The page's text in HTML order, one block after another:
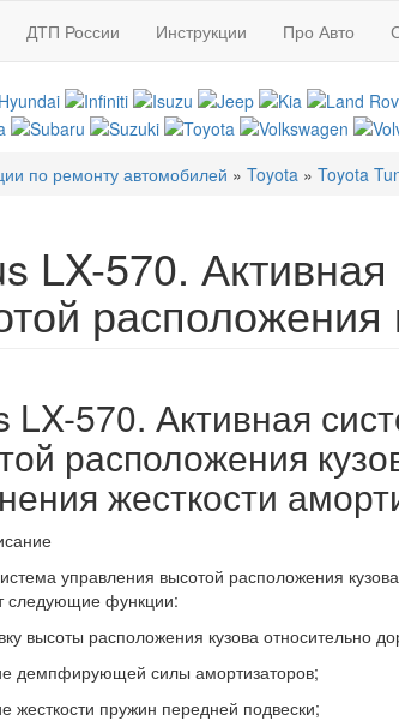
ДТП России Инструкции Про Авто
по ремонту автомобилей » Toyota » Toyota
LX-570.
LX-570. Активная
расположения
жесткости
управления высотой расположения
следующие функции:
высоты расположения кузова относительно
демпфирующей силы амортизаторов;
жесткости пружин передней подвески;